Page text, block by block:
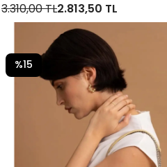
3.310,00 TL2.813,50 TL
%15